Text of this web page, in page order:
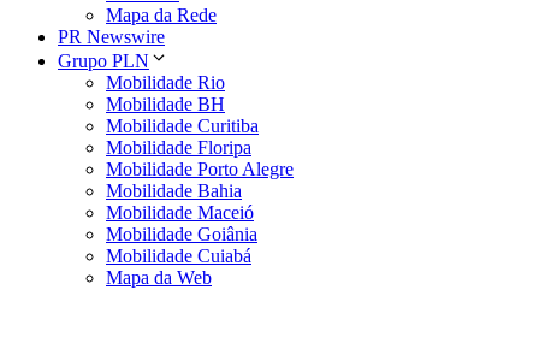
Mapa da Rede
PR Newswire
Grupo PLN
Mobilidade Rio
Mobilidade BH
Mobilidade Curitiba
Mobilidade Floripa
Mobilidade Porto Alegre
Mobilidade Bahia
Mobilidade Maceió
Mobilidade Goiânia
Mobilidade Cuiabá
Mapa da Web